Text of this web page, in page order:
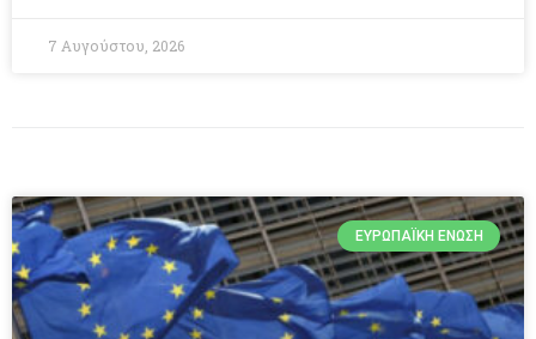
7 Αυγούστου, 2026
ΕΥΡΩΠΑΪΚΉ ΈΝΩΣΗ